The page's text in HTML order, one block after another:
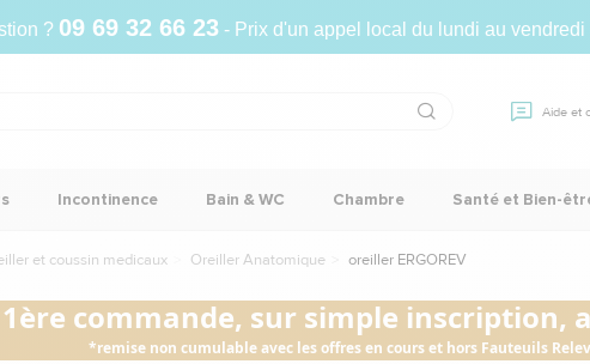
? 09 69 32 66 23- Prix d'un appel local du lundi au vendredi
Aide et
Incontinence Bain & WC Chambre Santé et Bien-
et coussin medicaux Oreiller Anatomique oreiller ERGOREV
commande, sur simple inscription,
*remise non cumulable avec les offres en cours et hors Fauteuils